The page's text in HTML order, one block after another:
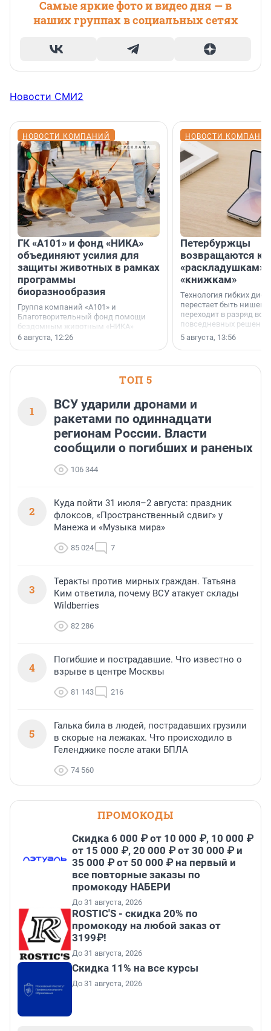
Самые яркие фото и видео дня — в
наших группах в социальных сетях
Новости СМИ2
НОВОСТИ КОМПАНИЙ
ГК «А101» и фонд «НИКА»
объединяют усилия для
защиты животных в рамках
программы
биоразнообразия
Группа компаний «А101» и
Благотворительный фонд помощи
бездомным животным «НИКА»
заключили соглашение о
6 августа, 12:26
НОВОСТИ
Петербуржцы
возвращаются к
«раскладушкам»
«книжкам»
Технология гибких
перестает быть
переходит в разряд
повседневных
5 августа, 13:56
ТОП 5
1
ВСУ ударили дронами и
ракетами по одиннадцати
регионам России. Власти
сообщили о погибших и раненых
106 344
2
Куда пойти 31 июля–2 августа: праздник
флоксов, «Пространственный сдвиг» у
Манежа и «Музыка мира»
85 024 7
3
Теракты против мирных граждан. Татьяна
Ким ответила, почему ВСУ атакует склады
Wildberries
82 286
4
Погибшие и пострадавшие. Что известно о
взрыве в центре Москвы
81 143 216
5
Галька била в людей, пострадавших грузили
в скорые на лежаках. Что происходило в
Геленджике после атаки БПЛА
74 560
ПРОМОКОДЫ
Скидка 6 000 ₽ от 10 000 ₽, 10 000 ₽
от 15 000 ₽, 20 000 ₽ от 30 000 ₽ и
35 000 ₽ от 50 000 ₽ на первый и
все повторные заказы по
промокоду НАБЕРИ
До 31 августа, 2026
ROSTIC'S - скидка 20% по
промокоду на любой заказ от
3199₽!
До 31 августа, 2026
Скидка 11% на все курсы
До 31 августа, 2026